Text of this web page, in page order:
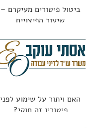
ביטול פיטורים מעיקרם –
שיעור הפיצויים
האם ויתור על שימוע לפני
פיטורין זה חוקי?